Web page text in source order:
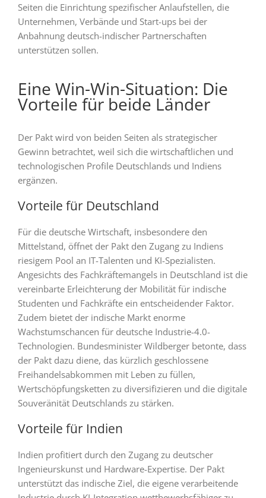
Seiten die Einrichtung spezifischer Anlaufstellen, die
Unternehmen, Verbände und Start-ups bei der
Anbahnung deutsch-indischer Partnerschaften
unterstützen sollen.
Eine Win-Win-Situation: Die
Vorteile für beide Länder
Der Pakt wird von beiden Seiten als strategischer
Gewinn betrachtet, weil sich die wirtschaftlichen und
technologischen Profile Deutschlands und Indiens
ergänzen.
Vorteile für Deutschland
Für die deutsche Wirtschaft, insbesondere den
Mittelstand, öffnet der Pakt den Zugang zu Indiens
riesigem Pool an IT-Talenten und KI-Spezialisten.
Angesichts des Fachkräftemangels in Deutschland ist die
vereinbarte Erleichterung der Mobilität für indische
Studenten und Fachkräfte ein entscheidender Faktor.
Zudem bietet der indische Markt enorme
Wachstumschancen für deutsche Industrie-4.0-
Technologien. Bundesminister Wildberger betonte, dass
der Pakt dazu diene, das kürzlich geschlossene
Freihandelsabkommen mit Leben zu füllen,
Wertschöpfungsketten zu diversifizieren und die digitale
Souveränität Deutschlands zu stärken.
Vorteile für Indien
Indien profitiert durch den Zugang zu deutscher
Ingenieurskunst und Hardware-Expertise. Der Pakt
unterstützt das indische Ziel, die eigene verarbeitende